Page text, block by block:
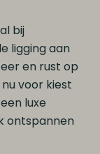
bij
ligging aan
en rust op
voor kiest
luxe
ontspannen